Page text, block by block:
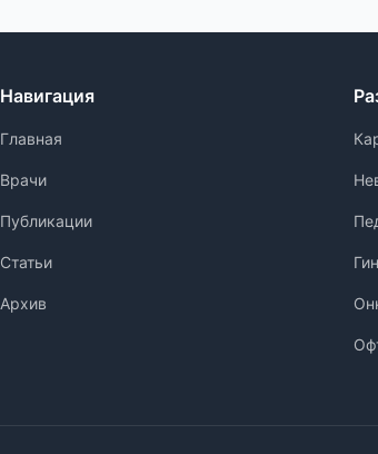
Навигация
Главная
Врачи
Публикации
Статьи
Архив